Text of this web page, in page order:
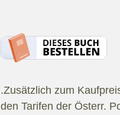
.Zusätzlich zum
den Tarifen der Österr.